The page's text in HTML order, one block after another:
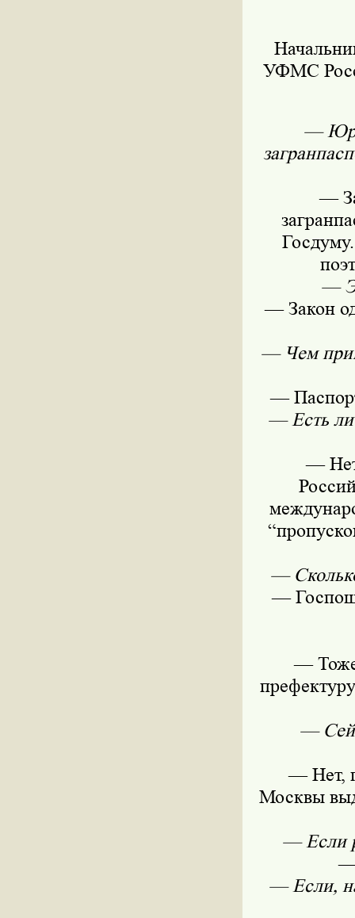
УФМС
—
—
—
— Закон
— Чем
—
— Есть ли
—
—
—
— Тоже
—
— Нет,
Москвы
— Если
—
— Если,